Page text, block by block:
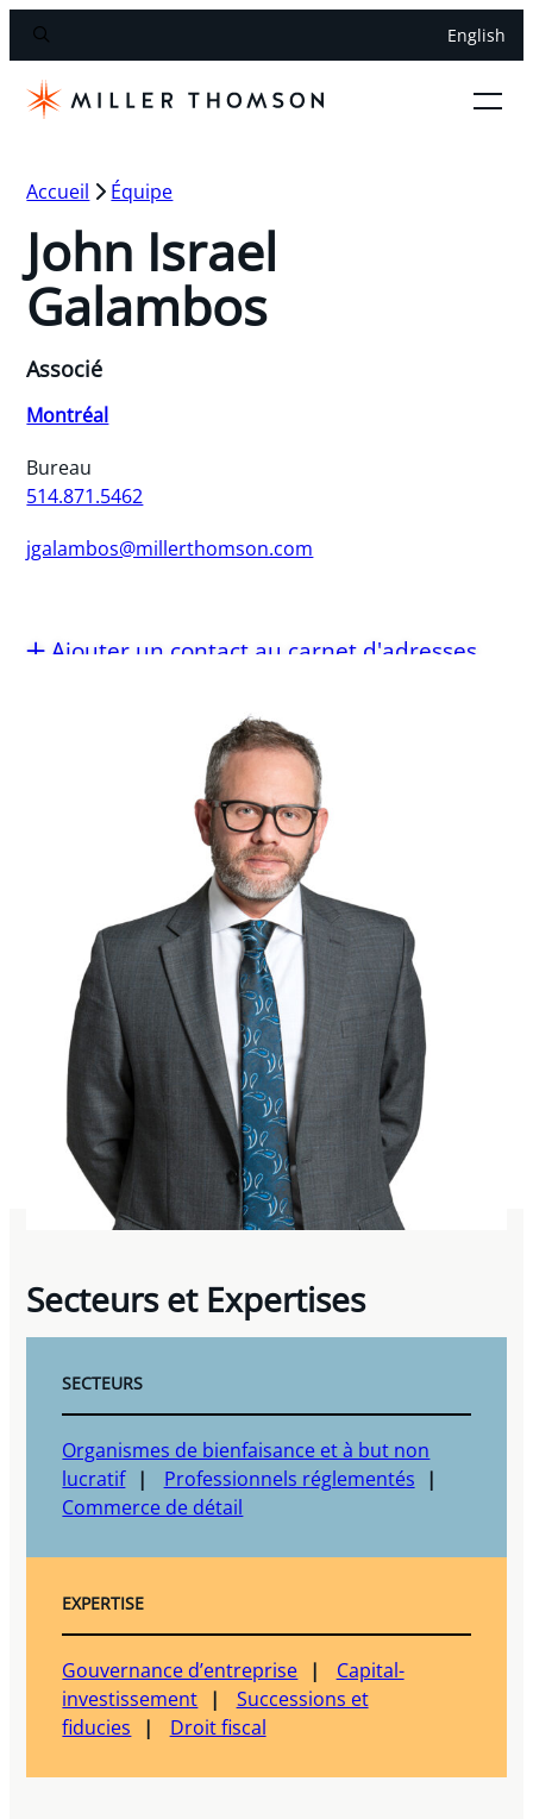
English
Accueil Équipe
John Israel
Galambos
Associé
Montréal
Bureau
514.871.5462
jgalambos@millerthomson.com
Ajouter un contact au carnet d'adresses
Secteurs et Expertises
SECTEURS
Organismes de bienfaisance et à but non
lucratif
Professionnels réglementés
Commerce de détail
EXPERTISE
Gouvernance d’entreprise
Capital-
investissement
Successions et
fiducies
Droit fiscal